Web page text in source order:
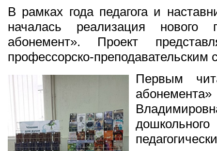
В рамках года педагога и
началась реализация нового
абонемент». Проект
профессорско-преподавательским
Первым